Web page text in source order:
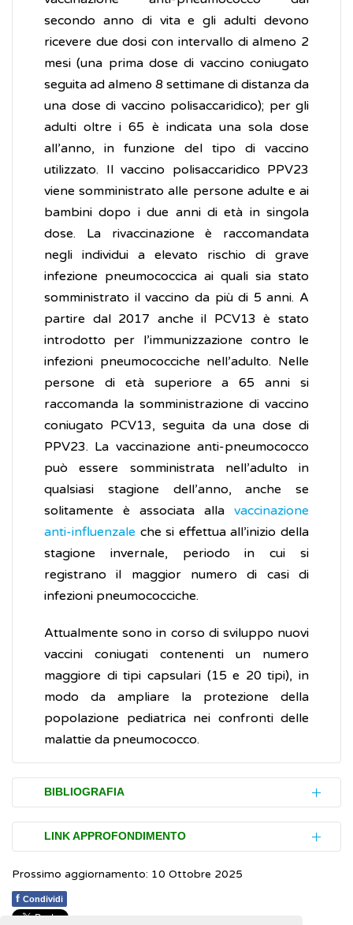
secondo anno di vita e gli adulti devono
ricevere due dosi con intervallo di almeno 2
mesi (una prima dose di vaccino coniugato
seguita ad almeno 8 settimane di distanza da
una dose di vaccino polisaccaridico); per gli
adulti oltre i 65 è indicata una sola dose
all’anno, in funzione del tipo di vaccino
utilizzato. Il vaccino polisaccaridico PPV23
viene somministrato alle persone adulte e ai
bambini dopo i due anni di età in singola
dose. La rivaccinazione è raccomandata
negli individui a elevato rischio di grave
infezione pneumococcica ai quali sia stato
somministrato il vaccino da più di 5 anni. A
partire dal 2017 anche il PCV13 è stato
introdotto per l’immunizzazione contro le
infezioni pneumococciche nell’adulto. Nelle
persone di età superiore a 65 anni si
raccomanda la somministrazione di vaccino
coniugato PCV13, seguita da una dose di
PPV23. La vaccinazione anti-pneumococco
può essere somministrata nell’adulto in
qualsiasi stagione dell’anno, anche se
solitamente è associata alla vaccinazione
anti-influenzale che si effettua all’inizio della
stagione invernale, periodo in cui si
registrano il maggior numero di casi di
infezioni pneumococciche.
Attualmente sono in corso di sviluppo nuovi
vaccini coniugati contenenti un numero
maggiore di tipi capsulari (15 e 20 tipi), in
modo da ampliare la protezione della
popolazione pediatrica nei confronti delle
malattie da pneumococco.
BIBLIOGRAFIA
Ospedale pediatrico Bambino Gesù.
Pneumococco: il vaccino
NHS.
LINK APPROFONDIMENTO
Rapporti sui dati epidemiologiciprodotti dal
Sistema di sorveglianza nazionale delle
malattie batteriche invasive (MaBI)
Prossimo aggiornamento: 10 Ottobre 2025
f Condividi